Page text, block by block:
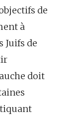
de
à
Juifs de
doit